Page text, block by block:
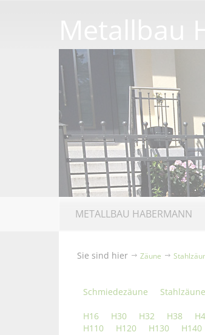
METALLBAU HABERMANN
Sie sind hier Zäune
Schmiedezäune Stahlzäune
H16 H30 H32 H38
H110
H120 H130 H140